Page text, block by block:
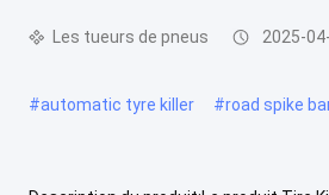
Les tueurs de pneus 2025-
#automatic tyre killer #road spike